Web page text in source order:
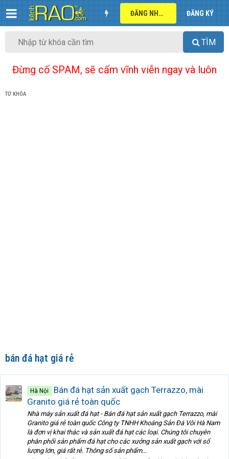
ĐĂNG NHẬP ĐĂNG KÝ
TÌM
Đừng cố SPAM, sẽ cấm vĩnh viễn ngay và luôn
TỪ KHÓA
bán đá hạt giá rẻ
Hà Nội
Bán đá hạt sản xuất gạch Terrazzo, mài
Granito giá rẻ toàn quốc
Nhà máy sản xuất đá hạt - Bán đá hạt sản xuất gạch Terrazzo, mài
Granito giá rẻ toàn quốc Công ty TNHH Khoáng Sản Đá Vôi Hà Nam
là đơn vị khai thác và sản xuất đá hạt các loại. Chúng tôi chuyên
phân phối sản phẩm đá hạt cho các xưởng sản xuất gạch với số
lượng lớn, giá rất rẻ. Thông số sản phẩm...